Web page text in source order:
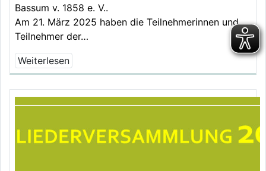
Bassum v. 1858 e. V..
Am 21. März 2025 haben die Teilnehmerinnen und
Teilnehmer der…
Weiterlesen